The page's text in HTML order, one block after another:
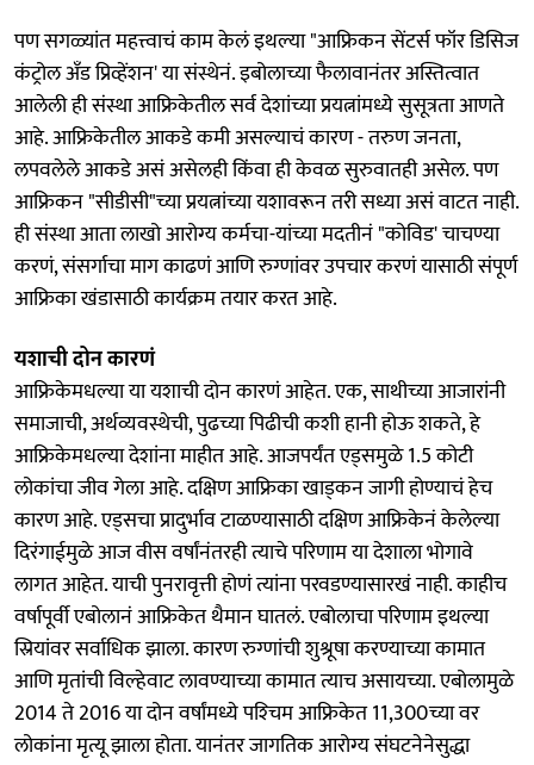
पण सगळ्यांत महत्त्वाचं काम केलं इथल्या "आफ्रिकन सेंटर्स फॉर डिसिज
कंट्रोल अँड प्रिव्हेंशन' या संस्थेनं. इबोलाच्या फैलावानंतर अस्तित्वात
आलेली ही संस्था आफ्रिकेतील सर्व देशांच्या प्रयत्नांमध्ये सुसूत्रता आणते
आहे. आफ्रिकेतील आकडे कमी असल्याचं कारण - तरुण जनता,
लपवलेले आकडे असं असेलही किंवा ही केवळ सुरुवातही असेल. पण
आफ्रिकन "सीडीसी"च्या प्रयत्नांच्या यशावरून तरी सध्या असं वाटत नाही.
ही संस्था आता लाखो आरोग्य कर्मचा-यांच्या मदतीनं "कोविड' चाचण्या
करणं, संसर्गाचा माग काढणं आणि रुग्णांवर उपचार करणं यासाठी संपूर्ण
आफ्रिका खंडासाठी कार्यक्रम तयार करत आहे.
यशाची दोन कारणं
आफ्रिकेमधल्या या यशाची दोन कारणं आहेत. एक, साथीच्या आजारांनी
समाजाची, अर्थव्यवस्थेची, पुढच्या पिढीची कशी हानी होऊ शकते, हे
आफ्रिकेमधल्या देशांना माहीत आहे. आजपर्यंत एड्‌समुळे 1.5 कोटी
लोकांचा जीव गेला आहे. दक्षिण आफ्रिका खाड्‌कन जागी होण्याचं हेच
कारण आहे. एड्‌सचा प्रादुर्भाव टाळण्यासाठी दक्षिण आफ्रिकेनं केलेल्या
दिरंगाईमुळे आज वीस वर्षांनंतरही त्याचे परिणाम या देशाला भोगावे
लागत आहेत. याची पुनरावृत्ती होणं त्यांना परवडण्यासारखं नाही. काहीच
वर्षापूर्वी एबोलानं आफ्रिकेत थैमान घातलं. एबोलाचा परिणाम इथल्या
स्रियांवर सर्वाधिक झाला. कारण रुग्णांची शुश्रूषा करण्याच्या कामात
आणि मृतांची विल्हेवाट लावण्याच्या कामात त्याच असायच्या. एबोलामुळे
2014 ते 2016 या दोन वर्षांमध्ये पश्‍चिम आफ्रिकेत 11,300च्या वर
लोकांना मृत्यू झाला होता. यानंतर जागतिक आरोग्य संघटनेनेसुद्धा